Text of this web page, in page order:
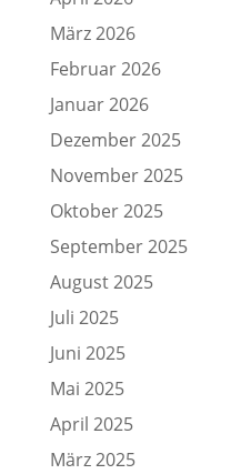
März 2026
Februar 2026
Januar 2026
Dezember 2025
November 2025
Oktober 2025
September 2025
August 2025
Juli 2025
Juni 2025
Mai 2025
April 2025
März 2025